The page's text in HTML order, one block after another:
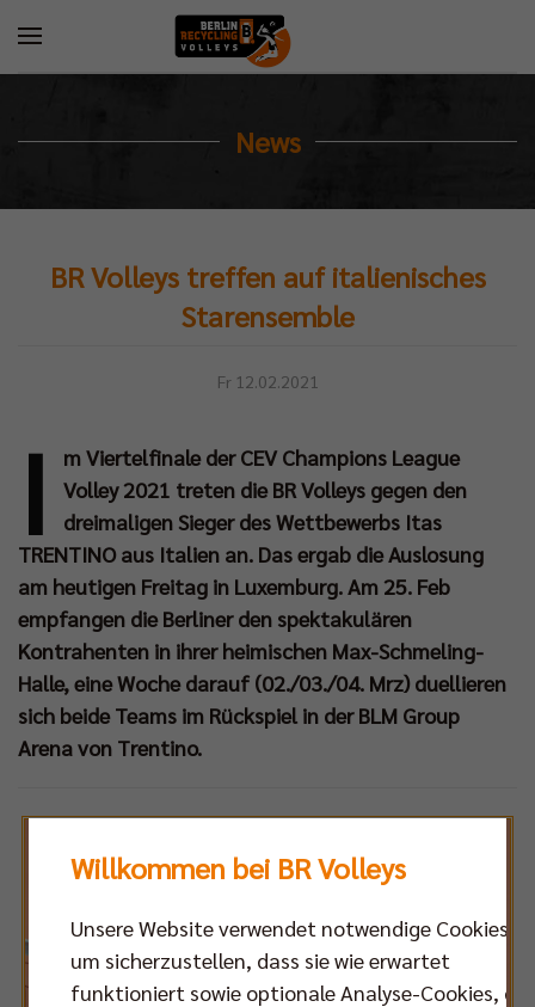
News
BR Volleys treffen auf italienisches
Starensemble
Fr 12.02.2021
I
m Viertelfinale der CEV Champions League
Volley 2021 treten die BR Volleys gegen den
dreimaligen Sieger des Wettbewerbs Itas
TRENTINO aus Italien an. Das ergab die Auslosung
am heutigen Freitag in Luxemburg. Am 25. Feb
empfangen die Berliner den spektakulären
Kontrahenten in ihrer heimischen Max-Schmeling-
Halle, eine Woche darauf (02./03./04. Mrz) duellieren
sich beide Teams im Rückspiel in der BLM Group
Arena von Trentino.
Willkommen bei BR Volleys
Unsere Website verwendet notwendige Cookies,
um sicherzustellen, dass sie wie erwartet
funktioniert sowie optionale Analyse-Cookies, die